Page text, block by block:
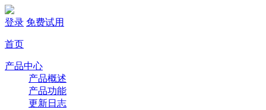
登录 免费试用
首页
产品中心
产品概述
产品功能
更新日志